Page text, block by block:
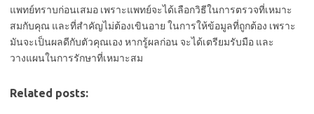
แพทย์ทราบก่อนเสมอ เพราะแพทย์จะได้เลือกวิธีในการตรวจที่เหมาะ
สมกับคุณ และที่สำคัญไม่ต้องเขินอาย ในการให้ข้อมูลที่ถูกต้อง เพราะ
มันจะเป็นผลดีกับตัวคุณเอง หากรู้ผลก่อน จะได้เตรียมรับมือ และ
วางแผนในการรักษาที่เหมาะสม
Related posts: